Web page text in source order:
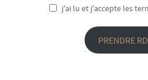
j'ai lu et j'accepte les
PRENDRE